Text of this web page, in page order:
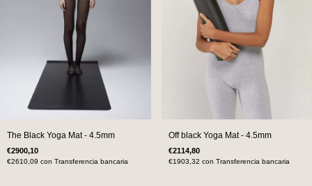
The Black Yoga Mat - 4.5mm
€2900,10
€2610,09 con Transferencia bancaria
Off black Yoga Mat - 4.5mm
€2114,80
€1903,32 con Transferencia bancaria